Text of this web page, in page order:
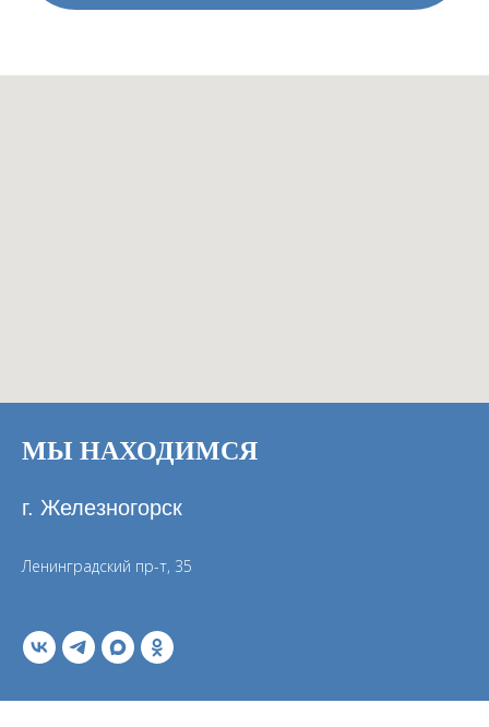
МЫ НАХОДИМСЯ
г. Железногорск
Ленинградский пр-т, 35